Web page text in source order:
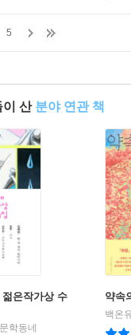
5
이 산 분야 연관 책
은작가상 수
문학동네
약속
백온